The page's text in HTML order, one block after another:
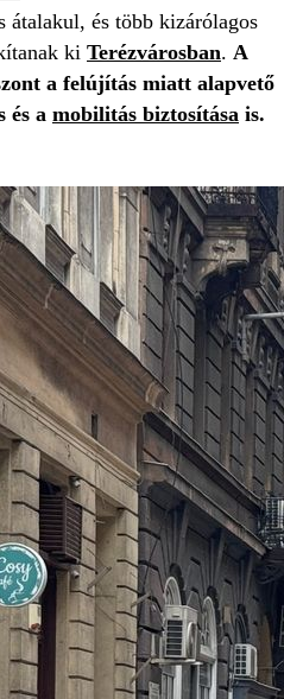
átalakul, és több kizárólagos
ki Terézvárosban. A
a felújítás miatt alapvető
és a mobilitás biztosítása is.